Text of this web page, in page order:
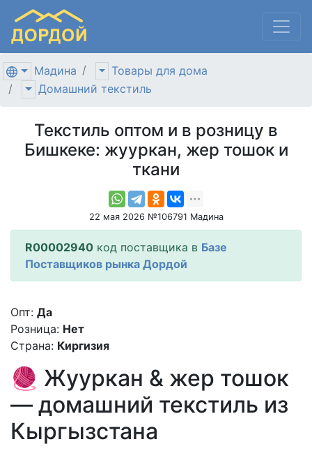
Мадина
Товары для дома
Домашний текстиль
Текстиль оптом и в розницу в
Бишкеке: жууркан, жер тошок и
ткани
22 мая 2026 №106791 Мадина
R00002940 код поставщика в Базе
Поставщиков рынка Дордой
Опт: Да
Розница: Нет
Страна: Киргизия
🧶 Жууркан & жер тошок
— домашний текстиль из
Кыргызстана